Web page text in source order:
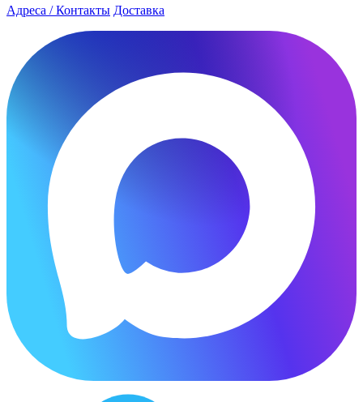
Адреса / Контакты Доставка